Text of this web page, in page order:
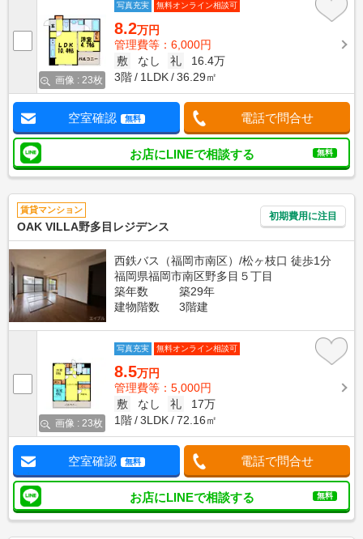
画像 : 23枚
写真充実 無料オンライン相談可
8.2万円
管理費等：6,000円
敷
なし 礼
16.4万
3階
1LDK 36.29㎡
空室確認 無料 電話で問合せ
お店にLINEで相談する 無料
賃貸マンション
OAK VILLA野多目レジデンス
初期費用に注目
西鉄バス（福岡市南区）/松ヶ枝口 徒歩1分
福岡県福岡市南区野多目５丁目
築年数
築29年
建物階数
3階建
画像 : 23枚
写真充実 無料オンライン相談可
8.5万円
管理費等：5,000円
敷
なし 礼
17万
1階
3LDK 72.16㎡
空室確認 無料 電話で問合せ
お店にLINEで相談する 無料